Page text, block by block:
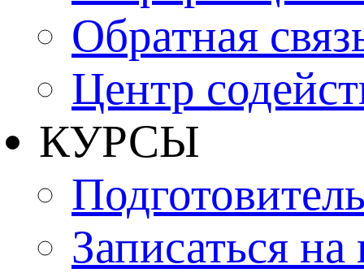
Обратная
Центр
КУРСЫ
Записаться